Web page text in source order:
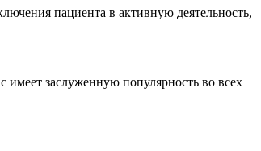
пациента в активную деятельность,
заслуженную популярность во всех